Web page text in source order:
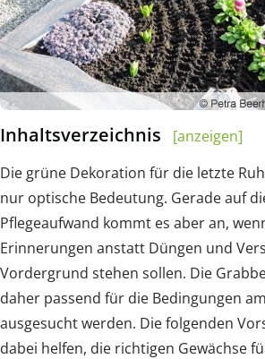
Inhaltsverzeichnis
[anzeigen]
Die grüne Dekoration für die letzte
nur optische Bedeutung. Gerade auf
Pflegeaufwand kommt es aber an,
Erinnerungen anstatt Düngen und
Vordergrund stehen sollen. Die
daher passend für die Bedingungen
ausgesucht werden. Die folgenden
dabei helfen, die richtigen Gewächse